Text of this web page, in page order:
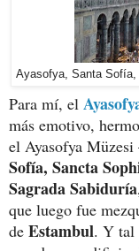
Ayasofya, Santa
Para mí, el
más emotivo,
el Ayasofya
Sofía, Sancta
Sagrada Sabiduría
que luego fue
de Estambul. Y tal